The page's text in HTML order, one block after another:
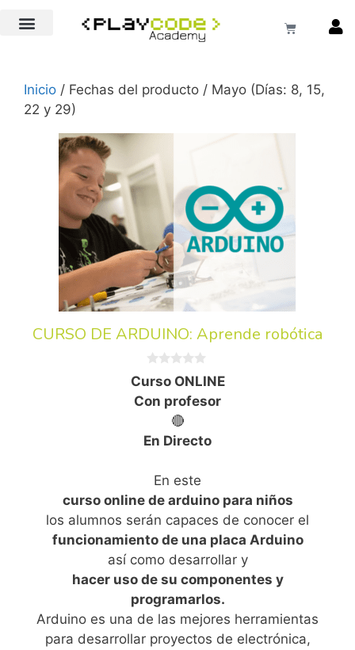
Inicio / Fechas del producto / Mayo (Días: 8, 15,
22 y 29)
CURSO DE ARDUINO: Aprende robótica
d
e
5
Curso ONLINE
Con profesor
🔴
En Directo
En este
curso online de arduino para niños
los alumnos serán capaces de conocer el
funcionamiento de una placa Arduino
así como desarrollar y
hacer uso de su componentes y
programarlos.
Arduino es una de las mejores herramientas
para desarrollar proyectos de electrónica,